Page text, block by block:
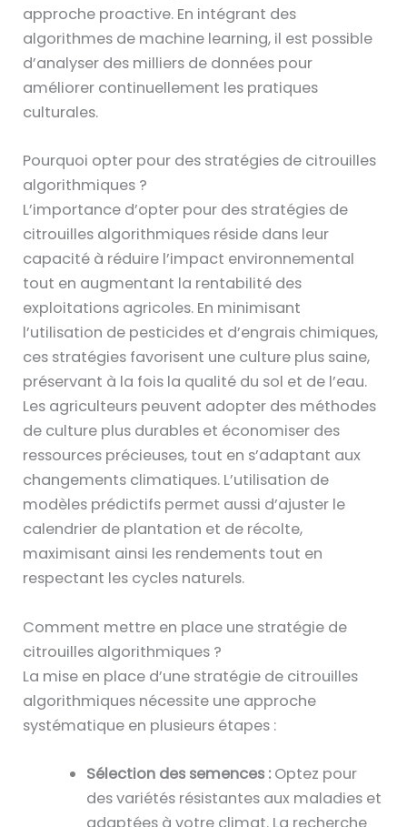
approche proactive. En intégrant des
algorithmes de machine learning, il est possible
d’analyser des milliers de données pour
améliorer continuellement les pratiques
culturales.
Pourquoi opter pour des stratégies de citrouilles
algorithmiques ?
L’importance d’opter pour des stratégies de
citrouilles algorithmiques réside dans leur
capacité à réduire l’impact environnemental
tout en augmentant la rentabilité des
exploitations agricoles. En minimisant
l’utilisation de pesticides et d’engrais chimiques,
ces stratégies favorisent une culture plus saine,
préservant à la fois la qualité du sol et de l’eau.
Les agriculteurs peuvent adopter des méthodes
de culture plus durables et économiser des
ressources précieuses, tout en s’adaptant aux
changements climatiques. L’utilisation de
modèles prédictifs permet aussi d’ajuster le
calendrier de plantation et de récolte,
maximisant ainsi les rendements tout en
respectant les cycles naturels.
Comment mettre en place une stratégie de
citrouilles algorithmiques ?
La mise en place d’une stratégie de citrouilles
algorithmiques nécessite une approche
systématique en plusieurs étapes :
Sélection des semences :Optez pour
des variétés résistantes aux maladies et
adaptées à votre climat. La recherche